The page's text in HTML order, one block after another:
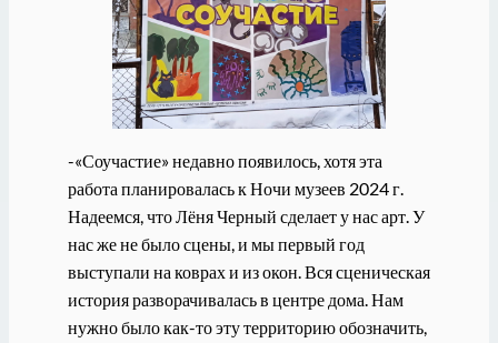
-«Соучастие» недавно появилось, хотя эта
работа планировалась к Ночи музеев 2024 г.
Надеемся, что Лёня Черный сделает у нас арт. У
нас же не было сцены, и мы первый год
выступали на коврах и из окон. Вся сценическая
история разворачивалась в центре дома. Нам
нужно было как-то эту территорию обозначить,